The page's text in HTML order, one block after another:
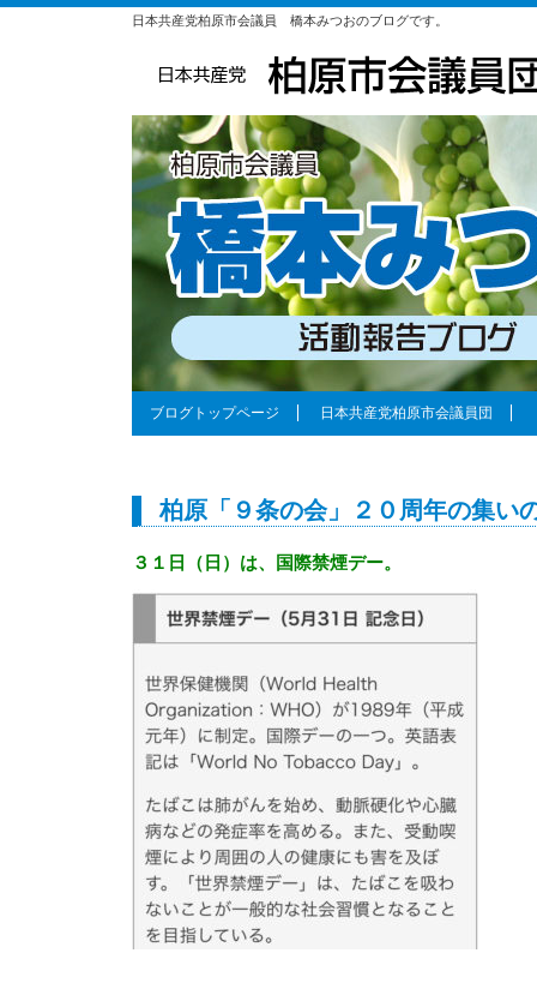
日本共産党柏原市会議員 橋本みつおのブログです。
ブログトップページ 日本共産党柏原市会議員団
柏原「９条の会」２０周年の集い
３１日（日）は、国際禁煙デー。